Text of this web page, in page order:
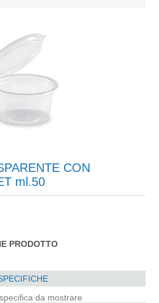
CON
ml.50
PRODOTTO
da mostrare